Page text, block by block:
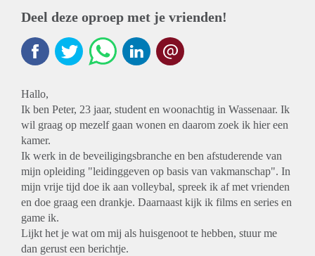
Deel deze oproep met je vrienden!
Hallo,
Ik ben Peter, 23 jaar, student en woonachtig in Wassenaar. Ik
wil graag op mezelf gaan wonen en daarom zoek ik hier een
kamer.
Ik werk in de beveiligingsbranche en ben afstuderende van
mijn opleiding "leidinggeven op basis van vakmanschap". In
mijn vrije tijd doe ik aan volleybal, spreek ik af met vrienden
en doe graag een drankje. Daarnaast kijk ik films en series en
game ik.
Lijkt het je wat om mij als huisgenoot te hebben, stuur me
dan gerust een berichtje.